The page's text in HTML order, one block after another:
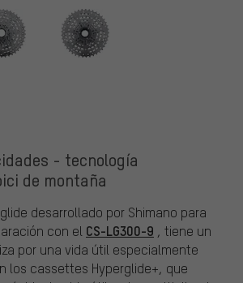
- tecnología
de montaña
desarrollado por Shimano para
con el CS-LG300-9 , tiene un
por una vida útil especialmente
los cassettes Hyperglide+, que